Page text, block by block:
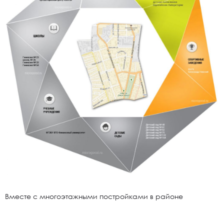
Вместе с многоэтажными постройками в районе